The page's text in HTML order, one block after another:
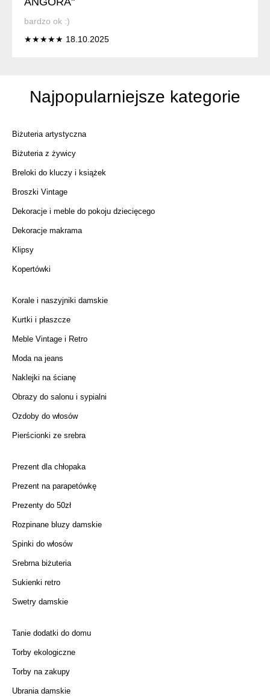
bardzo ok :)
★★★★★ 18.10.2025
Najpopularniejsze kategorie
Biżuteria artystyczna
Biżuteria z żywicy
Breloki do kluczy i książek
Broszki Vintage
Dekoracje i meble do pokoju dziecięcego
Dekoracje makrama
Klipsy
Kopertówki
Korale i naszyjniki damskie
Kurtki i płaszcze
Meble Vintage i Retro
Moda na jeans
Naklejki na ścianę
Obrazy do salonu i sypialni
Ozdoby do włosów
Pierścionki ze srebra
Prezent dla chłopaka
Prezent na parapetówkę
Prezenty do 50zł
Rozpinane bluzy damskie
Spinki do włosów
Srebrna biżuteria
Sukienki retro
Swetry damskie
Tanie dodatki do domu
Torby ekologiczne
Torby na zakupy
Ubrania damskie